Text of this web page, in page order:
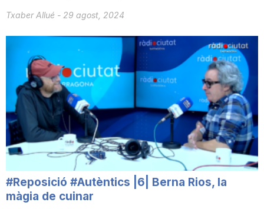
Txaber Allué - 29 agost, 2024
#Reposició #Autèntics |6| Berna Rios, la
màgia de cuinar